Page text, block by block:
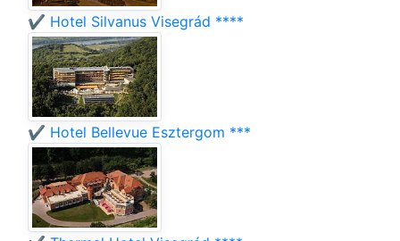
✔️ Hotel Silvanus Visegrád ****
✔️ Hotel Bellevue Esztergom ***